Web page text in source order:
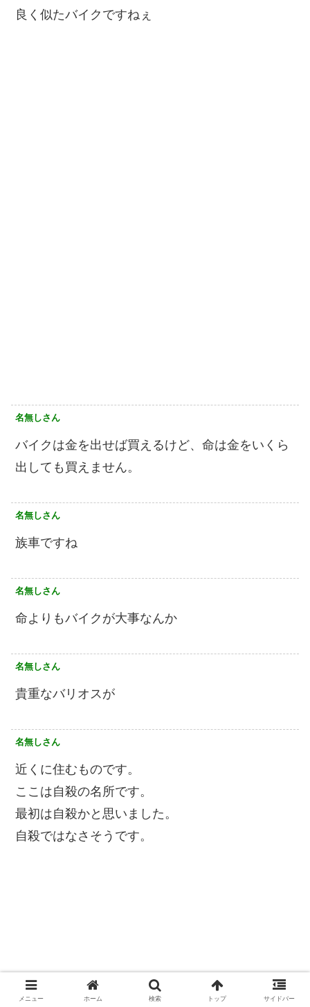
良く似たバイクですねぇ
名無しさん
バイクは金を出せば買えるけど、命は金をいくら
出しても買えません。
名無しさん
族車ですね
名無しさん
命よりもバイクが大事なんか
名無しさん
貴重なバリオスが
名無しさん
近くに住むものです。
ここは自殺の名所です。
最初は自殺かと思いました。
自殺ではなさそうです。
メニュー ホーム 検索 トップ サイドバー